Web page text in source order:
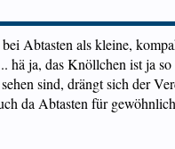
Abtasten als kleine,
hä ja, das Knöllchen ist ja
sind, drängt sich der
da Abtasten für